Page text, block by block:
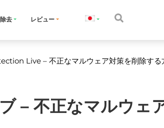
去 レビュー
Live – 不正なマルウェア対策を削除する
– 不正なマルウェ